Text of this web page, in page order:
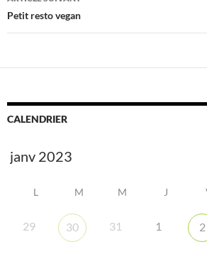
Petit resto vegan
CALENDRIER
L M M J
29 30 31 1 2